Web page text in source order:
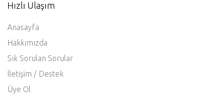
Hızlı Ulaşım
Anasayfa
Hakkımızda
Sık Sorulan Sorular
İletişim / Destek
Üye Ol